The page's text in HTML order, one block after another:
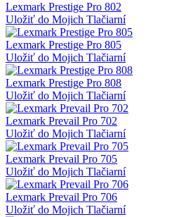
Lexmark Prestige Pro 802
Uložiť do Mojich Tlačiarní
Lexmark Prestige Pro 805
Uložiť do Mojich Tlačiarní
Lexmark Prestige Pro 808
Uložiť do Mojich Tlačiarní
Lexmark Prevail Pro 702
Uložiť do Mojich Tlačiarní
Lexmark Prevail Pro 705
Uložiť do Mojich Tlačiarní
Lexmark Prevail Pro 706
Uložiť do Mojich Tlačiarní